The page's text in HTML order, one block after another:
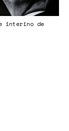
interino de